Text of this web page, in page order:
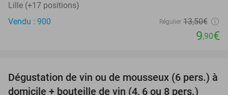
Lille (+17 positions)
Vendu : 900
Régulier 13,50€
9,90€
91%
Dégustation de vin ou de mousseux (6 pers.) à
domicile + bouteille de vin (4, 6 ou 8 pers.)